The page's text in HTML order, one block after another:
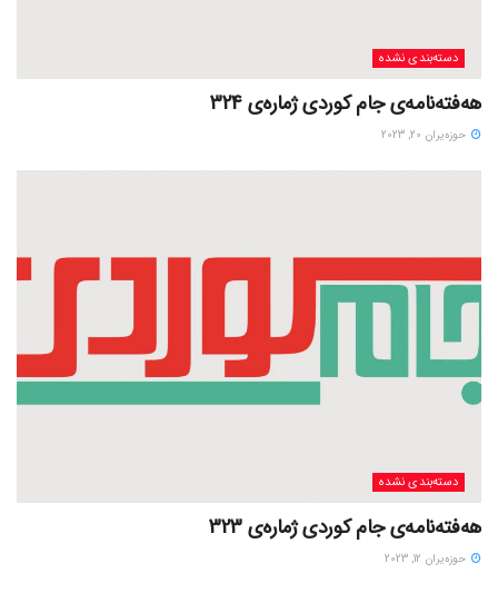
دسته‌بندی نشده
هەفتەنامەی جام کوردی ژمارەی 324
حوزه‌یران 20, 2023
دسته‌بندی نشده
هەفتەنامەی جام کوردی ژمارەی 323
حوزه‌یران 12, 2023